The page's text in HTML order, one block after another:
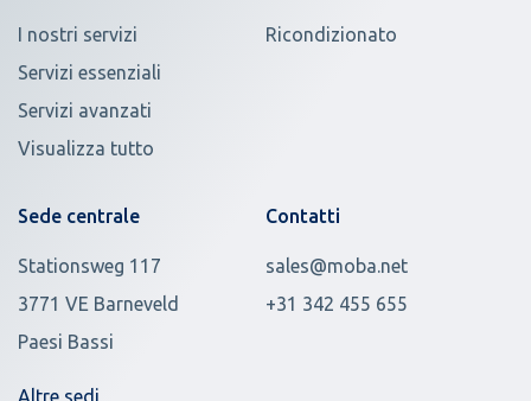
I nostri servizi
Servizi essenziali
Servizi avanzati
Visualizza tutto
Ricondizionato
Sede centrale
Stationsweg 117
3771 VE Barneveld
Paesi Bassi
Altre sedi
Contatti
sales@moba.net
+31 342 455 655